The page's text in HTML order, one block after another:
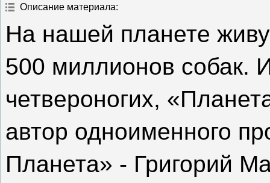
Описание материала:
На нашей планете
500 миллионов собак.
четвероногих,
автор одноименного
Планета» - Григорий